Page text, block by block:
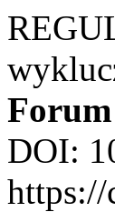
Forum
DOI:
https://